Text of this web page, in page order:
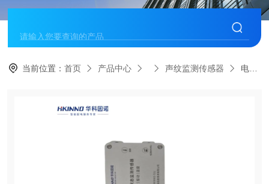
当前位置：首页 产品中心 声纹监测传感器 电网声纹分析传感器-低功耗